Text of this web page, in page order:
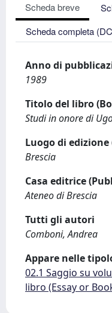
Scheda breve
Scheda completa
Anno di
1989
Titolo del libro
Studi in onore di
Luogo di
Brescia
Casa editrice
Ateneo di Brescia
Tutti gli autori
Comboni, Andrea
Appare nelle
02.1 Saggio su
libro (Essay or